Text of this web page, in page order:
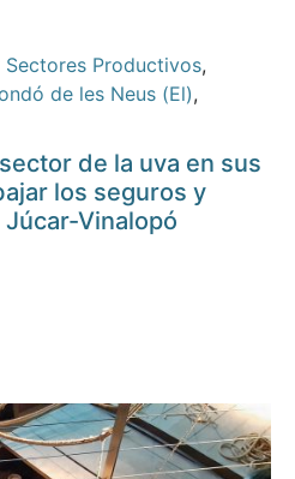
Productivos,
de les Neus (El),
de la uva en sus
los seguros y
Vinalopó